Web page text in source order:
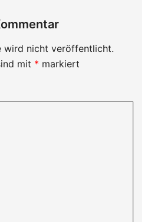
wird nicht veröffentlicht.
mit * markiert